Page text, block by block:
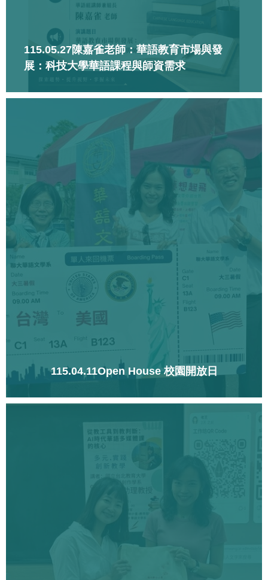
115.05.27陳嘉雀老師：華語教育市場與發
展：科技大學華語課程與師資需求
115.04.11Open House 校園開放日